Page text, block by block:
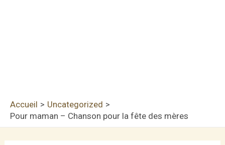
Accueil
Uncategorized
Pour maman – Chanson pour la fête des mères